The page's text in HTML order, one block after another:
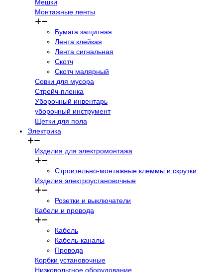
Мешки
Монтажные ленты
Бумага защитная
Лента клейкая
Лента сигнальная
Скотч
Скотч малярный
Совки для мусора
Стрейч-пленка
Уборочный инвентарь
уборочный инструмент
Щетки для пола
Электрика
Изделия для электромонтажа
Строительно-монтажные клеммы и скрутки
Изделия электроустановочные
Розетки и выключатели
Кабели и провода
Кабель
Кабель-каналы
Провода
Корбки установочные
Низковольтное оборудование